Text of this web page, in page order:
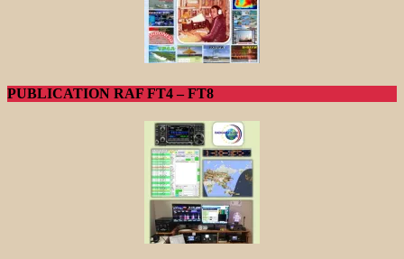
PUBLICATION RAF FT4 – FT8